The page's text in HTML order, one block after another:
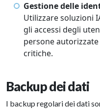
Gestione delle
Utilizzare soluzioni
gli accessi degli
persone
critiche.
Backup dei dati
I backup regolari dei dati